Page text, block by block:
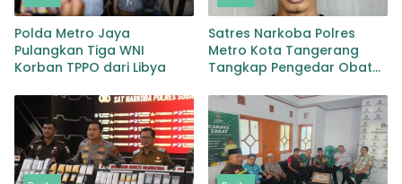
Polda Metro Jaya
Pulangkan Tiga WNI
Korban TPPO dari Libya
Satres Narkoba Polres
Metro Kota Tangerang
Tangkap Pengedar Obat
Tramadol dan Hexymer
Disita